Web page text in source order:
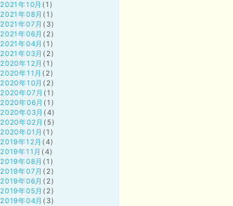
2021年10月 (1)
2021年08月 (1)
2021年07月 (3)
2021年06月 (2)
2021年04月 (1)
2021年03月 (2)
2020年12月 (1)
2020年11月 (2)
2020年10月 (2)
2020年07月 (1)
2020年06月 (1)
2020年03月 (4)
2020年02月 (5)
2020年01月 (1)
2019年12月 (4)
2019年11月 (4)
2019年08月 (1)
2019年07月 (2)
2019年06月 (2)
2019年05月 (2)
2019年04月 (3)